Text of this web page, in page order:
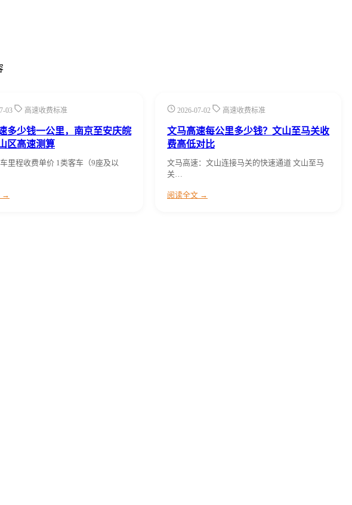
03 高速收费标准
多少钱一公里，南京至安庆皖
区高速测算
里程收费单价 1类客车（9座及以
→
2026-07-02 高速收费标准
文马高速每公里多少钱？文山至马关收
费高低对比
文马高速：文山连接马关的快速通道 文山至马
关…
阅读全文 →